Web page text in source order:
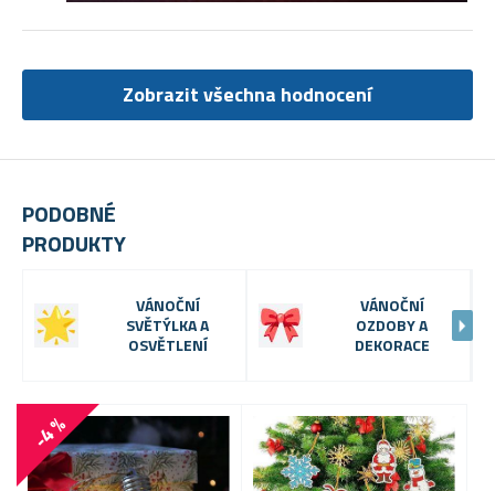
PODOBNÉ
PRODUKTY
VÁNOČNÍ
SVĚTÝLKA A
OSVĚTLENÍ
VÁNOČNÍ
OZDOBY A
DEKORACE
-4 %
Zobrazit všechna hodnocení